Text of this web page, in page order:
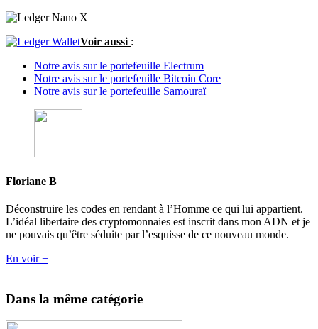
Voir aussi :
Notre avis sur le portefeuille Electrum
Notre avis sur le portefeuille Bitcoin Core
Notre avis sur le portefeuille Samouraï
Floriane B
Déconstruire les codes en rendant à l’Homme ce qui lui appartient.
L’idéal libertaire des cryptomonnaies est inscrit dans mon ADN et je
ne pouvais qu’être séduite par l’esquisse de ce nouveau monde.
En voir +
Dans la même catégorie